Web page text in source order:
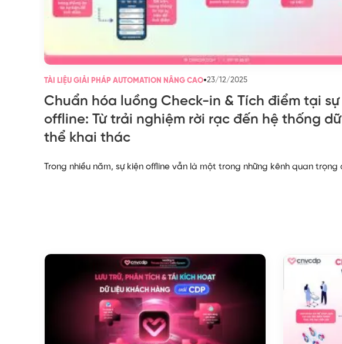
TÀI LIỆU GIẢI PHÁP AUTOMATION NÂNG CAO•23/12/2025
Chuẩn hóa luồng Check-in & Tích điểm tại sự
offline: Từ trải nghiệm rời rạc đến hệ thống
thể khai thác
Trong nhiều năm, sự kiện offline vẫn là một trong những kênh quan trọng